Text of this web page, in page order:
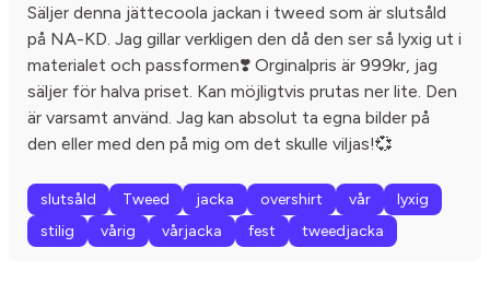
Säljer denna jättecoola jackan i tweed som är slutsåld
på NA-KD. Jag gillar verkligen den då den ser så lyxig ut i
materialet och passformen❣️ Orginalpris är 999kr, jag
säljer för halva priset. Kan möjligtvis prutas ner lite. Den
är varsamt använd. Jag kan absolut ta egna bilder på
den eller med den på mig om det skulle viljas!💞
slutsåld Tweed jacka overshirt vår
lyxig
stilig
vårig vårjacka fest tweedjacka